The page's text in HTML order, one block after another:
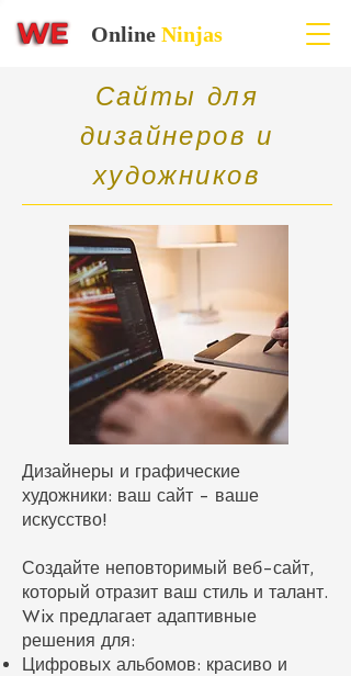
Online Ninjas
Сайтыдля
дизайнеров и
художников
Дизайнеры и графические
художники: ваш сайт - ваше
искусство!
Создайте неповторимый веб-сайт,
который отразит ваш стиль и талант.
Wix предлагает адаптивные
решения для:
Цифровых альбомов: красиво и